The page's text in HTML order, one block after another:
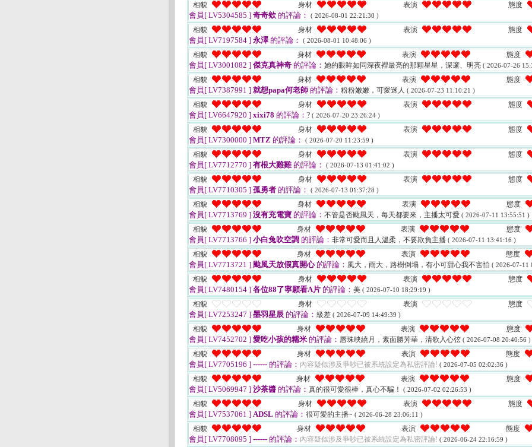
相貌 身材 表演 態度
會員[ LV5304585 ] 奇奇欸 的評論： ( 2026-08-01 22:21:30 )
相貌 身材 表演 態度
會員[ LV7197584 ] 永澤的評論： ( 2026-08-01 10:48:06 )
相貌 身材 表演 態度
會員[ LV3001082 ] 傑克真神奇 的評論： 她的眼眸如同深夜裡最亮的那顆星星，深邃、明亮 ( 2026-07-26
相貌 身材 表演 態度
會員[ LV7387991 ] 就想papa何老師 的評論： 粉粉嫩嫩，可愛迷人 ( 2026-07-23 11:10:21 )
相貌 身材 表演 態度
會員[ LV6647920 ] xixi78 的評論： ? ( 2026-07-20 23:26:24 )
相貌 身材 表演 態度
會員[ LV7300000 ] MTZ 的評論： ( 2026-07-20 11:23:59 )
相貌 身材 表演 態度
會員[ LV7712770 ] 有根大雞雞的評論： ( 2026-07-13 01:41:02 )
相貌 身材 表演 態度
會員[ LV7710305 ] 孤勇者 的評論： ( 2026-07-13 01:37:28 )
相貌 身材 表演 態度
會員[ LV7713769 ] 沒有充電寶 的評論： 不管是否颱風天，每天都要來，主播太可愛 ( 2026-07-11 13:55:51 )
相貌 身材 表演 態度
會員[ LV7713766 ] 小白兔吹空調 的評論： 非常可愛而且人溫柔，不要欺負主播 ( 2026-07-11 13:41:16 )
相貌 身材 表演 態度
會員[ LV7713721 ] 颱風天放假真開心的評論： 風大，雨大，路樹倒塌，有小可甜心我不害怕 ( 2026-07-11
相貌 身材 表演 態度
會員[ LV7480154 ] 各位88了寧願看A片 的評論： 美 ( 2026-07-10 18:29:19 )
相貌 身材 表演 態度
會員[ LV7253247 ] 墨羽星辰 的評論： 級差 ( 2026-07-09 14:49:39 )
相貌 身材 表演 態度
會員[ LV7452702 ] 愛吃小孩的糯米 的評論： 唇珠映繞月，素面勝芳華，清歌入心弦 ( 2026-07-08 20:40:56 )
相貌 身材 表演 態度
會員[ LV7705196 ] ------ 的評論： 內容疑似涉及爭吵已被系統設定為私密評論! ( 2026-07-05 02:02:36 )
相貌 身材 表演 態度
會員[ LV5069947 ] 沙茶醬 的評論： 真的很可愛很棒，真心不騙！ ( 2026-07-02 02:26:53 )
相貌 身材 表演 態度
會員[ LV7537061 ] ADSL 的評論： 很可愛的主播~ ( 2026-06-28 23:06:11 )
相貌 身材 表演 態度
會員[ LV7708095 ] ------ 的評論： 內容疑似涉及爭吵已被系統設定為私密評論! ( 2026-06-24 22:16:59 )